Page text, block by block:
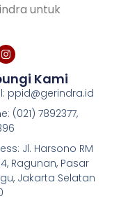
untuk
Kami
ppid@gerindra.id
(021) 7892377,
Jl. Harsono RM
Ragunan, Pasar
Jakarta Selatan